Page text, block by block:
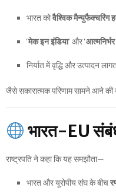
भारत कोवैश्विक मैन्युफैक्चरिंग
‘मेक इन इंडिया’ और ‘
निर्यात में वृद्धि और उत्पादन
जैसे सकारात्मक परिणाम सामने आने की
भारत-EU
राष्ट्रपति ने कहा कि यह समझौता—
भारत और यूरोपीय संघ के बीच